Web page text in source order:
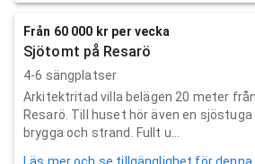
Från 60 000 kr per vecka
Sjötomt på Resarö
4-6 sängplatser
Arkitektritad villa belägen 20 meter
Resarö. Till huset hör även en
brygga och strand. Fullt u...
Läs mer och se tillgänglighet för